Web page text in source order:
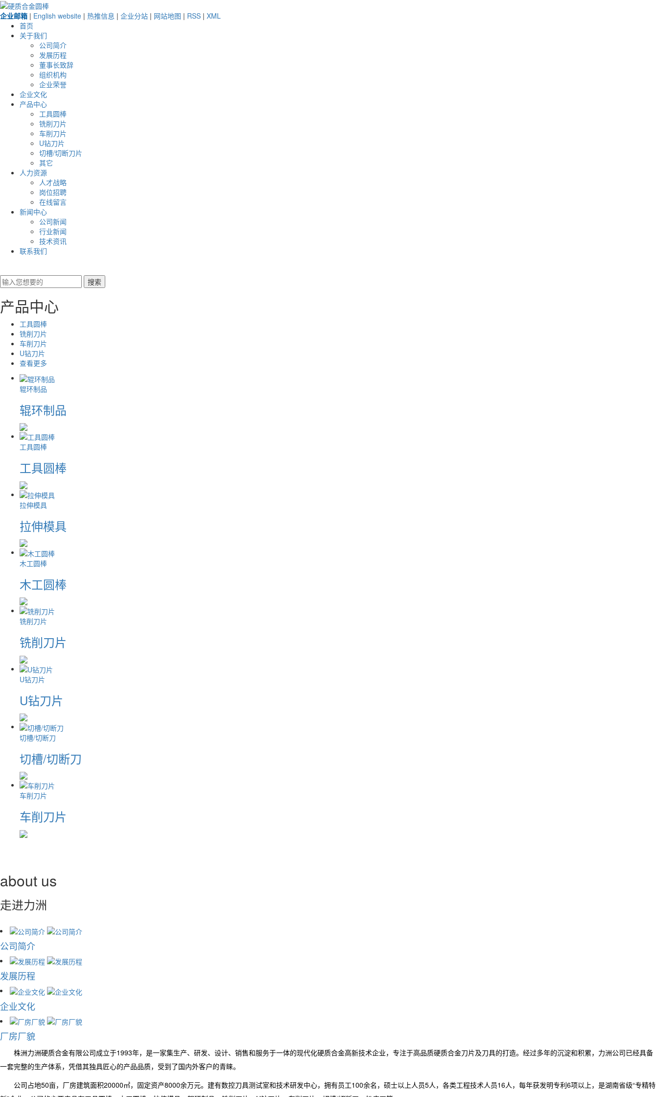
企业邮箱 | English website | 热推信息 | 企业分站 | 网站地图 | RSS | XML
首页
关于我们
公司简介
发展历程
董事长致辞
组织机构
企业荣誉
企业文化
产品中心
工具圆棒
铣削刀片
车削刀片
U钻刀片
切槽/切断刀片
其它
人力资源
人才战略
岗位招聘
在线留言
新闻中心
公司新闻
行业新闻
技术资讯
联系我们
产品中心
工具圆棒
铣削刀片
车削刀片
U钻刀片
查看更多
辊环制品
辊环制品
工具圆棒
工具圆棒
拉伸模具
拉伸模具
木工圆棒
木工圆棒
铣削刀片
铣削刀片
U钻刀片
U钻刀片
切槽/切断刀
切槽/切断刀
车削刀片
车削刀片
about us
走进力洲
公司简介
发展历程
企业文化
厂房厂貌
株洲力洲硬质合金有限公司成立于1993年，是一家集生产、研发、设计、销售和服务于一体的现代化硬质合金高新技术企业，专注于高品质硬质合金刀片及刀具的打造。经过多年的沉淀和积累，力洲公司已经具备
一套完整的生产体系，凭借其独具匠心的产品品质，受到了国内外客户的青睐。
公司占地50亩，厂房建筑面积20000㎡，固定资产8000余万元。建有数控刀具测试室和技术研发中心，拥有员工100余名，硕士以上人员5人，各类工程技术人员16人，每年获发明专利6项以上，是湖南省级“专精特